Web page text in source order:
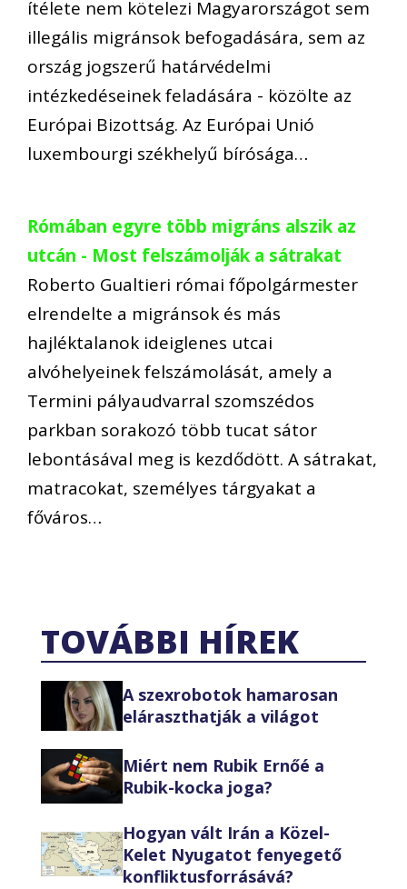
ítélete nem kötelezi Magyarországot sem
illegális migránsok befogadására, sem az
ország jogszerű határvédelmi
intézkedéseinek feladására - közölte az
Európai Bizottság. Az Európai Unió
luxembourgi székhelyű bírósága…
Rómában egyre több migráns alszik az
utcán - Most felszámolják a sátrakat
Roberto Gualtieri római főpolgármester
elrendelte a migránsok és más
hajléktalanok ideiglenes utcai
alvóhelyeinek felszámolását, amely a
Termini pályaudvarral szomszédos
parkban sorakozó több tucat sátor
lebontásával meg is kezdődött. A sátrakat,
matracokat, személyes tárgyakat a
főváros…
TOVÁBBI HÍREK
A szexrobotok hamarosan
eláraszthatják a világot
Miért nem Rubik Ernőé a
Rubik-kocka joga?
Hogyan vált Irán a Közel-
Kelet Nyugatot fenyegető
konfliktusforrásává?